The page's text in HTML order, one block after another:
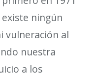
existe ningún
vulneración al
nuestra
a los